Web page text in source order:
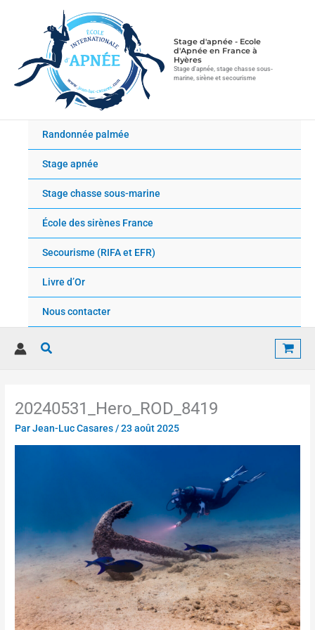
Stage d'apnée - Ecole
d'Apnée en France à
Hyères
Stage d'apnée, stage chasse sous-
marine, sirène et secourisme
Randonnée palmée
Stage apnée
Stage chasse sous-marine
École des sirènes France
Secourisme (RIFA et EFR)
Livre d’Or
Nous contacter
Rechercher
20240531_Hero_ROD_8419
ParJean-Luc Casares/23 août 2025